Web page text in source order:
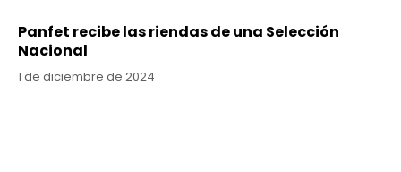
Panfet recibe las riendas de una Selección
Nacional
1 de diciembre de 2024